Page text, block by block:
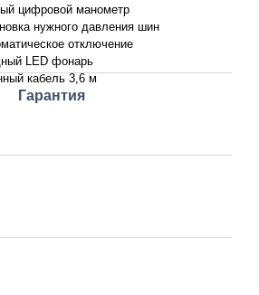
цифровой манометр
нужного давления шин
отключение
LED фонарь
кабель 3,6 м
Гарантия